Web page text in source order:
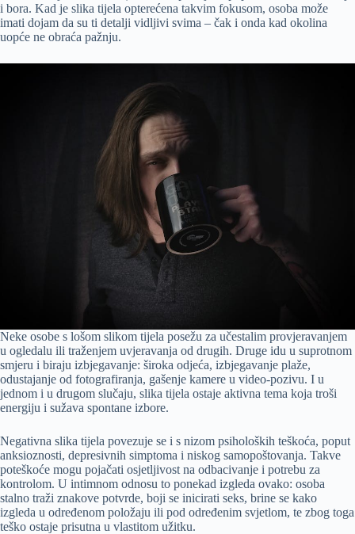
i bora. Kad je slika tijela opterećena takvim fokusom, osoba može
imati dojam da su ti detalji vidljivi svima – čak i onda kad okolina
uopće ne obraća pažnju.
Neke osobe s lošom slikom tijela posežu za učestalim provjeravanjem
u ogledalu ili traženjem uvjeravanja od drugih. Druge idu u suprotnom
smjeru i biraju izbjegavanje: široka odjeća, izbjegavanje plaže,
odustajanje od fotografiranja, gašenje kamere u video-pozivu. I u
jednom i u drugom slučaju, slika tijela ostaje aktivna tema koja troši
energiju i sužava spontane izbore.
Negativna slika tijela povezuje se i s nizom psiholoških teškoća, poput
anksioznosti, depresivnih simptoma i niskog samopoštovanja. Takve
poteškoće mogu pojačati osjetljivost na odbacivanje i potrebu za
kontrolom. U intimnom odnosu to ponekad izgleda ovako: osoba
stalno traži znakove potvrde, boji se inicirati seks, brine se kako
izgleda u određenom položaju ili pod određenim svjetlom, te zbog toga
teško ostaje prisutna u vlastitom užitku.